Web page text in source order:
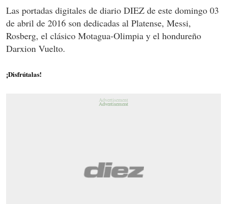
Las portadas digitales de diario DIEZ de este domingo 03
de abril de 2016 son dedicadas al Platense, Messi,
Rosberg, el clásico Motagua-Olimpia y el hondureño
Darxion Vuelto.
¡Disfrútalas!